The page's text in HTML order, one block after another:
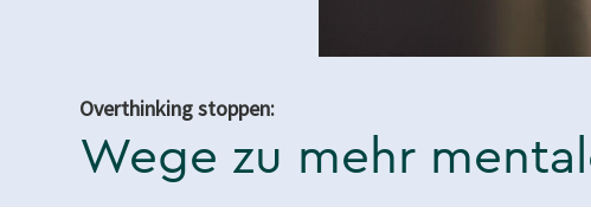
Overthinking stoppen:
Wege zu mehr